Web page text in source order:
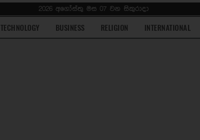
2026 අගෝස්තු මස 07 වන සිකුරාදා
TECHNOLOGY BUSINESS RELIGION INTERNATIONAL